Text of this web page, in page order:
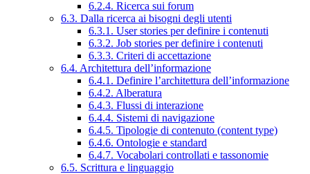
6.2.4. Ricerca sui forum
6.3. Dalla ricerca ai bisogni degli utenti
6.3.1. User stories per definire i contenuti
6.3.2. Job stories per definire i contenuti
6.3.3. Criteri di accettazione
6.4. Architettura dell’informazione
6.4.1. Definire l’architettura dell’informazione
6.4.2. Alberatura
6.4.3. Flussi di interazione
6.4.4. Sistemi di navigazione
6.4.5. Tipologie di contenuto (content type)
6.4.6. Ontologie e standard
6.4.7. Vocabolari controllati e tassonomie
6.5. Scrittura e linguaggio